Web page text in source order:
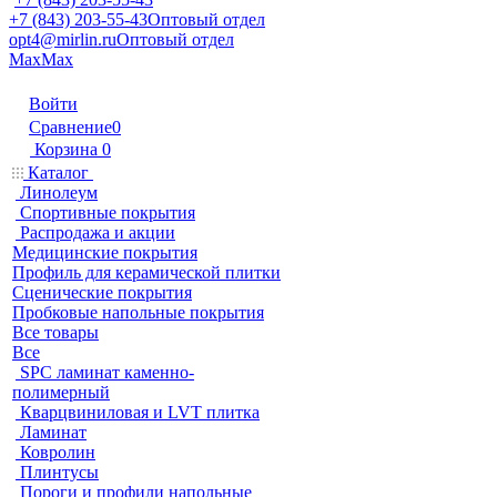
+7 (843) 203-55-43Оптовый отдел
opt4@mirlin.ruОптовый отдел
MaxMax
Войти
Сравнение0
Корзина 0
Каталог
Линолеум
Спортивные покрытия
Распродажа и акции
Медицинские покрытия
Профиль для керамической плитки
Сценические покрытия
Пробковые напольные покрытия
Все товары
Все
SPC ламинат каменно-
полимерный
Кварцвиниловая и LVT плитка
Ламинат
Ковролин
Плинтусы
Пороги и профили напольные